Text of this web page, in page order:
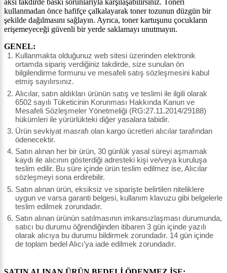
aksi takdirde baskı sorunlarıyla karşılaşabilirsiniz. Toneri
kullanmadan önce hafifçe çalkalayarak toner tozunun düzgün bir
şekilde dağılmasını sağlayın. Ayrıca, toner kartuşunu çocukların
erişemeyeceği güvenli bir yerde saklamayı unutmayın.
GENEL:
Kullanmakta olduğunuz web sitesi üzerinden elektronik
ortamda sipariş verdiğiniz takdirde, size sunulan ön
bilgilendirme formunu ve mesafeli satış sözleşmesini kabul
etmiş sayılırsınız.
Alıcılar, satın aldıkları ürünün satış ve teslimi ile ilgili olarak
6502 sayılı Tüketicinin Korunması Hakkında Kanun ve
Mesafeli Sözleşmeler Yönetmeliği (RG:27.11.2014/29188)
hükümleri ile yürürlükteki diğer yasalara tabidir.
Ürün sevkiyat masrafı olan kargo ücretleri alıcılar tarafından
ödenecektir.
Satın alınan her bir ürün, 30 günlük yasal süreyi aşmamak
kaydı ile alıcının gösterdiği adresteki kişi ve/veya kuruluşa
teslim edilir. Bu süre içinde ürün teslim edilmez ise, Alıcılar
sözleşmeyi sona erdirebilir.
Satın alınan ürün, eksiksiz ve siparişte belirtilen niteliklere
uygun ve varsa garanti belgesi, kullanım klavuzu gibi belgelerle
teslim edilmek zorundadır.
Satın alınan ürünün satılmasının imkansızlaşması durumunda,
satıcı bu durumu öğrendiğinden itibaren 3 gün içinde yazılı
olarak alıcıya bu durumu bildirmek zorundadır. 14 gün içinde
de toplam bedel Alıcı’ya iade edilmek zorundadır.